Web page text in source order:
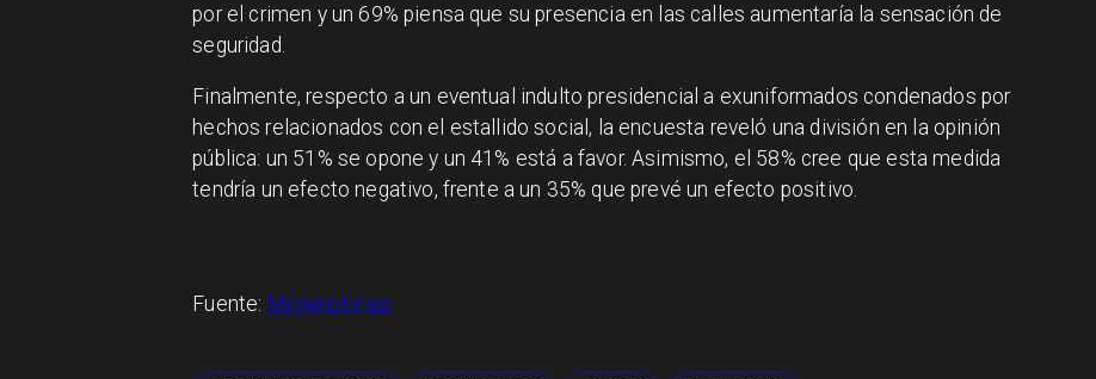
por el crimen y un 69% piensa que su presencia en las calles aumentaría la sensación de
seguridad.
Finalmente, respecto a un eventual indulto presidencial a exuniformados condenados por
hechos relacionados con el estallido social, la encuesta reveló una división en la opinión
pública: un 51% se opone y un 41% está a favor. Asimismo, el 58% cree que esta medida
tendría un efecto negativo, frente a un 35% que prevé un efecto positivo.
Fuente: Meganoticias